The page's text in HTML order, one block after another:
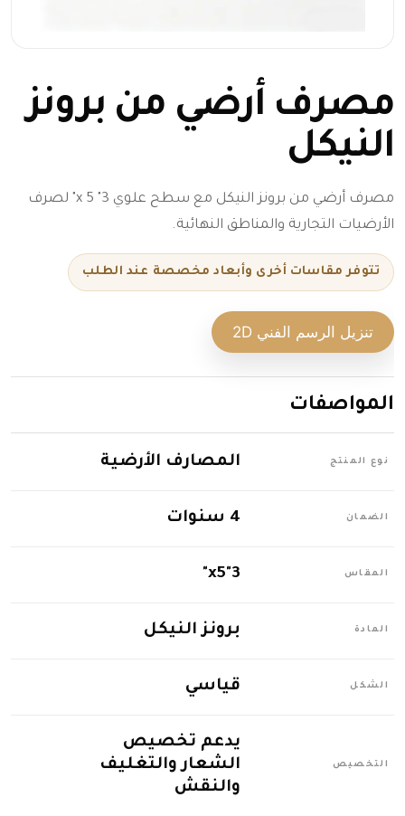
مصرف أرضي من برونز
النيكل
مصرف أرضي من برونز النيكل مع سطح علوي 3" x 5" لصرف
الأرضيات التجارية والمناطق النهائية.
تتوفر مقاسات أخرى وأبعاد مخصصة عند الطلب
تنزيل الرسم الفني 2D
المواصفات
نوع المنتج المصارف الأرضية
الضمان 4 سنوات
المقاس 3"x5"
المادة برونز النيكل
الشكل قياسي
التخصيص
يدعم تخصيص
الشعار والتغليف
والنقش